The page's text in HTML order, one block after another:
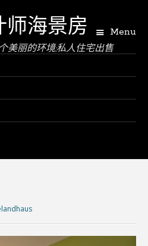
师海景房
美丽的环境;私人住宅出售
Menu